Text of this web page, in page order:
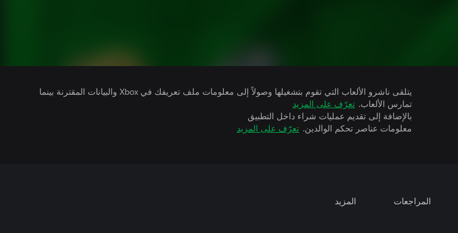
يتلقى ناشرو الألعاب التي تقوم بتشغيلها وصولاً إلى معلومات ملف تعريفك في Xbox والبيانات المقترنة بينما
تمارس الألعاب. تعرّف على المزيد
بالإضافة إلى تقديم عمليات شراء داخل التطبيق
معلومات عناصر تحكم الوالدين. تعرّف على المزيد
المراجعات المزيد